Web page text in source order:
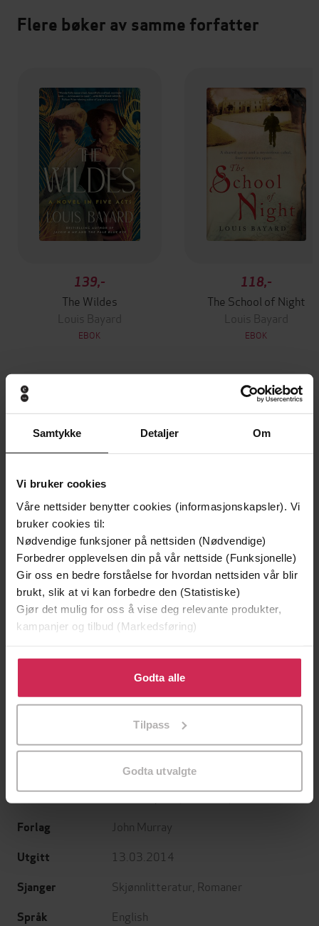
Samtykke Detaljer Om
Vi bruker cookies
Våre nettsider benytter cookies (informasjonskapsler). Vi
bruker cookies til:
Nødvendige funksjoner på nettsiden (Nødvendige)
Forbedrer opplevelsen din på vår nettside (Funksjonelle)
Gir oss en bedre forståelse for hvordan nettsiden vår blir
brukt, slik at vi kan forbedre den (Statistiske)
Gjør det mulig for oss å vise deg relevante produkter,
kampanjer og tilbud (Markedsføring)
Klikk på «Godta alle» for å gi oss ditt samtykke til å
bruke cookies for alle disse formålene. Du kan også
tilpasse ditt samtykke til spesifikke formål ved å klikke
Godta alle
Tilpass
Godta utvalgte
Flere bøker av samme forfatter
139,-
The Wildes
Louis Bayard
EBOK
118,-
The School of Night
Louis Bayard
EBOK
Andre har også kjøpt
Premium
Jo Nesbø
Premium
Jørn Lier Horst
Louis Bayard(forfatter)
Forlag John Murray
Utgitt 13.03.2014
Sjanger Skjønnlitteratur Romaner
Språk English